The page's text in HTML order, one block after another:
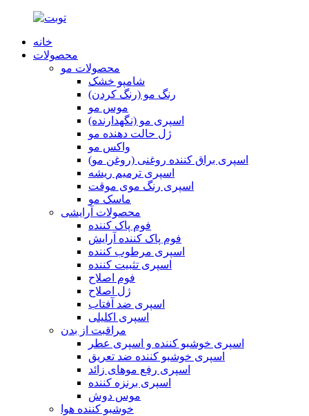
خانه
محصولات
محصولات مو
شامپو خشک
رنگ مو (رنگ کردن)
موس مو
اسپری مو (نگهدارنده)
ژل حالت دهنده مو
واکس مو
اسپری براق کننده روغنی (روغن مو)
اسپری ترمیم ریشه
اسپری رنگ موی موقت
ماسک مو
محصولات آرایشی
فوم پاک کننده
فوم پاک کننده آرایش
اسپری مرطوب کننده
اسپری تثبیت کننده
فوم اصلاح
ژل اصلاح
اسپری ضد آفتاب
اسپری اکلیلی
مراقبت از بدن
اسپری خوشبو کننده و اسپری عطر
اسپری خوشبو کننده ضد تعریق
اسپری رفع موهای زائد
اسپری برنزه کننده
موس دوش
خوشبو کننده هوا